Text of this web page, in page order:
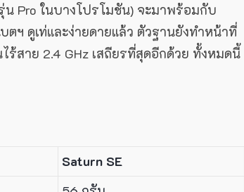
น Pro ในบางโปรโมชัน) จะมาพร้อมกับ
ฯ ดูเท่และง่ายดายแล้ว ตัวฐานยังทำหน้าที่
สาย 2.4 GHz เสถียรที่สุดอีกด้วย ทั้งหมดนี้
Saturn SE